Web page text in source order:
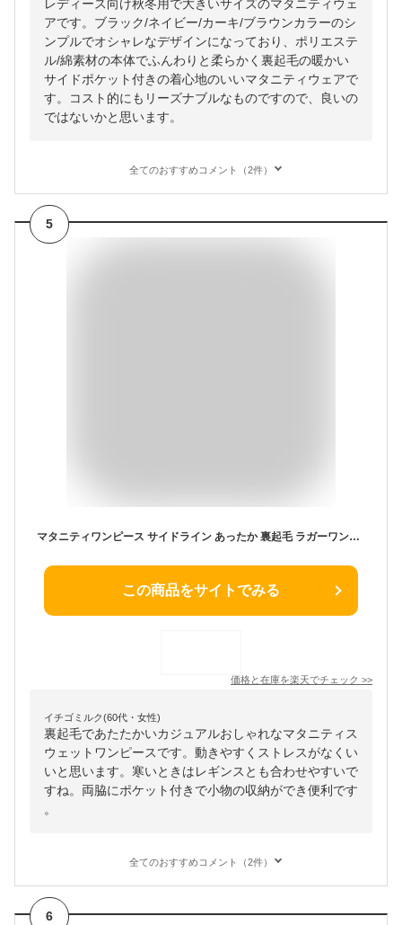
レディース向け秋冬用で大きいサイズのマタニティウェ
アです。ブラック/ネイビー/カーキ/ブラウンカラーのシ
ンプルでオシャレなデザインになっており、ポリエステ
ル/綿素材の本体でふんわりと柔らかく裏起毛の暖かい
サイドポケット付きの着心地のいいマタニティウェアで
す。コスト的にもリーズナブルなものですので、良いの
ではないかと思います。
全てのおすすめコメント（2件）
5
マタニティワンピース サイドライン あったか 裏起毛 ラガーワンピース ハーフジップ スウェット マタニティウェア ロング丈 授乳服 産前 産後 産前産後兼用 妊婦 妊娠 ママ ルームワンピース 授乳ワンピース カジュアル ニッセン nissen M L LL 3L 4L 5L 冬服
この商品をサイトでみる
価格と在庫を楽天でチェック >>
イチゴミルク(60代・女性)
裏起毛であたたかいカジュアルおしゃれなマタニティス
ウェットワンピースです。動きやすくストレスがなくい
いと思います。寒いときはレギンスとも合わせやすいで
すね。両脇にポケット付きで小物の収納ができ便利です
。
全てのおすすめコメント（2件）
6